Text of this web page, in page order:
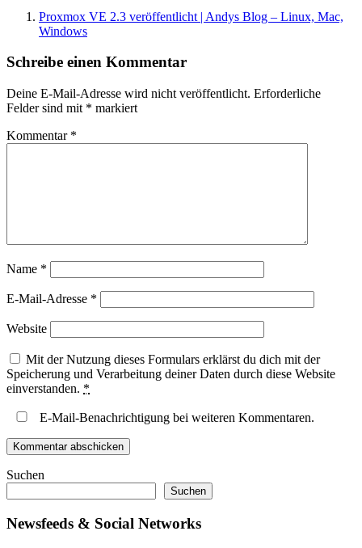
Proxmox VE 2.3 veröffentlicht | Andys Blog – Linux, Mac,
Windows
Schreibe einen Kommentar
Deine E-Mail-Adresse wird nicht veröffentlicht. Erforderliche
Felder sind mit * markiert
Kommentar *
Name *
E-Mail-Adresse *
Website
Mit der Nutzung dieses Formulars erklärst du dich mit der
Speicherung und Verarbeitung deiner Daten durch diese Website
einverstanden. *
E-Mail-Benachrichtigung bei weiteren Kommentaren.
Suchen
Suchen
Newsfeeds & Social Networks